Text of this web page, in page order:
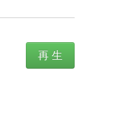
再 生